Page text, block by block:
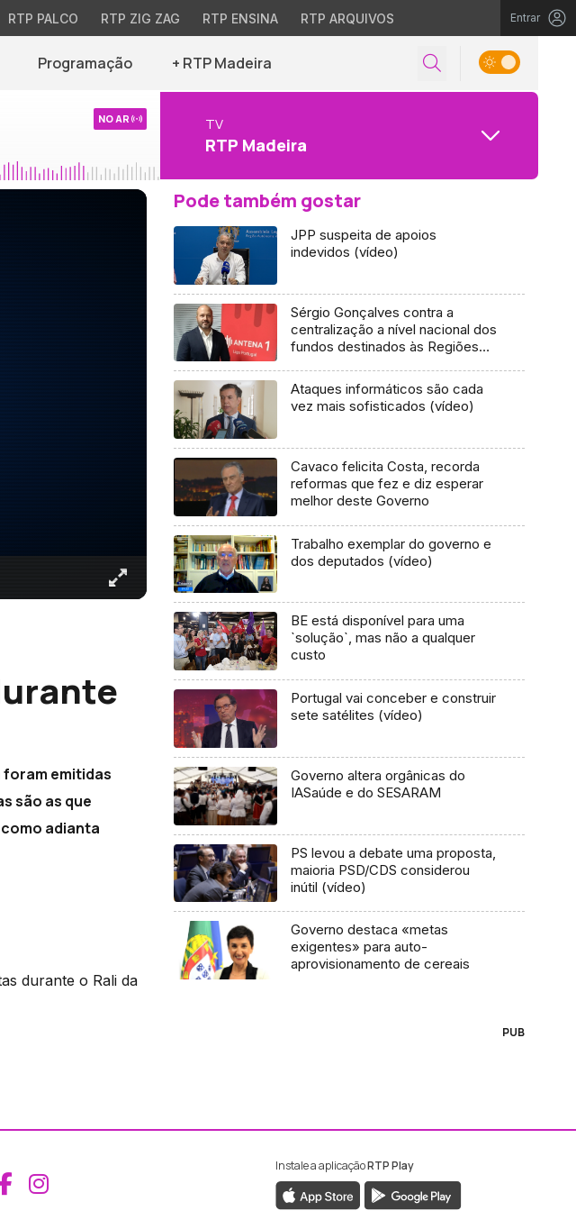
RTP PALCO RTP ZIG ZAG RTP ENSINA RTP ARQUIVOS Entrar
Programação + RTP Madeira
NO AR TV
RTP Madeira
foram emitidas
são as que
adianta
durante o Rali da
Pode também gostar
JPP suspeita de apoios
indevidos (vídeo)
Sérgio Gonçalves contra a
centralização a nível nacional dos
fundos destinados às Regiões
Ataques informáticos são cada
vez mais sofisticados (vídeo)
Cavaco felicita Costa, recorda
reformas que fez e diz esperar
melhor deste Governo
Trabalho exemplar do governo e
dos deputados (vídeo)
BE está disponível para uma
`solução`, mas não a qualquer
custo
Portugal vai conceber e construir
sete satélites (vídeo)
Governo altera orgânicas do
IASaúde e do SESARAM
PS levou a debate uma proposta,
maioria PSD/CDS considerou
inútil (vídeo)
Governo destaca «metas
exigentes» para auto-
aprovisionamento de cereais
PUB
Aceder ao Facebook da RTP Madeira
Aceder ao Instagram da RTP Madeira
Instale a aplicaçãoRTP Play